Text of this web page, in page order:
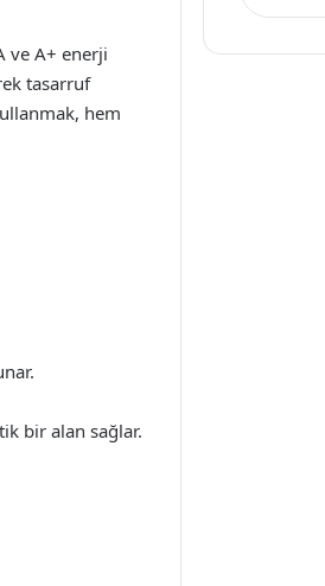
ve A+ enerji
tasarruf
hem
bir alan sağlar.